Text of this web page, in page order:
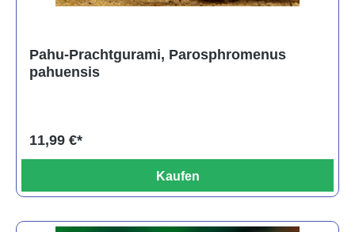
Pahu-Prachtgurami, Parosphromenus
pahuensis
11,99 €*
Kaufen